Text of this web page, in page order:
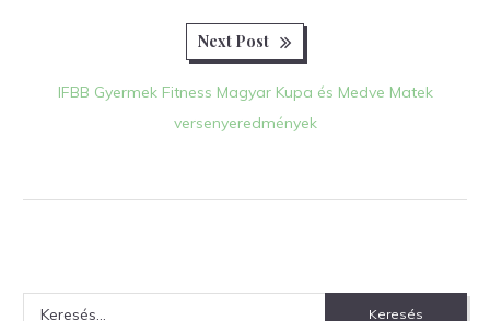
Next Post
IFBB Gyermek Fitness Magyar Kupa és Medve Matek
versenyeredmények
Keresés: